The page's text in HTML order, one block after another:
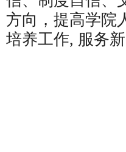
方向，提高学院
培养工作, 服务